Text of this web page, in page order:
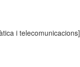
i telecomunicacions]